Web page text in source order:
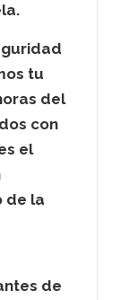
tu
del
con
el
de la
de